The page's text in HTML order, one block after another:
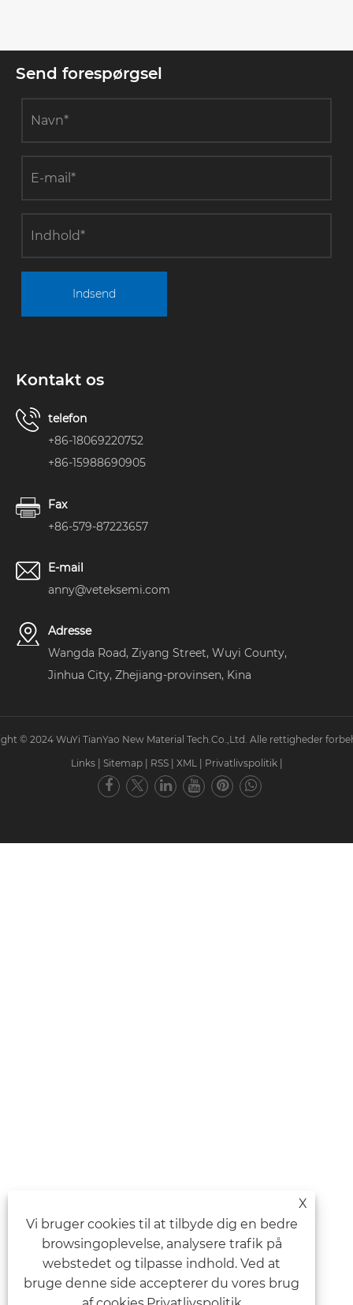
Send forespørgsel
Indsend
Kontakt os
telefon
+86-18069220752
+86-15988690905
Fax
+86-579-87223657
E-mail
anny@veteksemi.com
Adresse
Wangda Road, Ziyang Street, Wuyi County,
Jinhua City, Zhejiang-provinsen, Kina
© 2024 WuYi TianYao New Material Tech.Co.,Ltd. Alle rettigheder
Links | Sitemap | RSS | XML | Privatlivspolitik |
X
Vi bruger cookies til at tilbyde dig en bedre
browsingoplevelse, analysere trafik på
webstedet og tilpasse indhold. Ved at
bruge denne side accepterer du vores brug